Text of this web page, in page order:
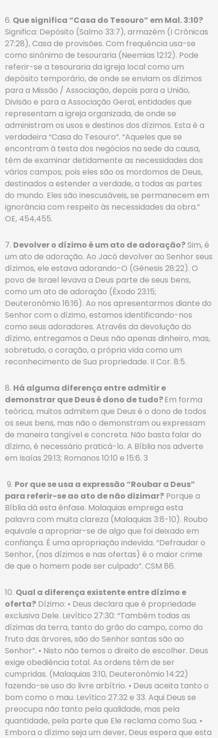
6. Que significa “Casa do Tesouro” em Mal. 3:10?
Significa: Depósito (Salmo 33:7), armazém (I Crônicas
27:28), Casa de provisões. Com frequência usa-se
como sinônimo de tesouraria (Neemias 12:12). Pode
referir-se a tesouraria da igreja local como um
depósito temporário, de onde se enviam os dízimos
para a Missão / Associação, depois para a União,
Divisão e para a Associação Geral, entidades que
representam a igreja organizada, de onde se
administram os usos e destinos dos dízimos. Esta é a
verdadeira “Casa do Tesouro”. “Aqueles que se
encontram à testa dos negócios na sede da causa,
têm de examinar detidamente as necessidades dos
vários campos; pois eles são os mordomos de Deus,
destinados a estender a verdade, a todas as partes
do mundo. Eles são inescusáveis, se permanecem em
ignorância com respeito às necessidades da obra.”
OE, 454,455.
7. Devolver o dízimo é um ato de adoração?Sim, é
um ato de adoração. Ao Jacó devolver ao Senhor seus
dízimos, ele estava adorando-O (Gênesis 28:22). O
povo de Israel levava a Deus parte de seus bens,
como um ato de adoração (Êxodo 23:15;
Deuteronômio 16:16). Ao nos apresentarmos diante do
Senhor com o dízimo, estamos identificando-nos
como seus adoradores. Através da devolução do
dízimo, entregamos a Deus não apenas dinheiro, mas,
sobretudo, o coração, a própria vida como um
reconhecimento de Sua propriedade. II Cor. 8:5.
8. Há alguma diferença entre admitir e
demonstrar que Deus é dono de tudo?Em forma
teórica, muitos admitem que Deus é o dono de todos
os seus bens, mas não o demonstram ou expressam
de maneira tangível e concreta. Não basta falar do
dízimo, é necessário praticá-lo. A Bíblia nos adverte
em Isaías 29:13; Romanos 10:10 e 15:6. 3
9. Por que se usa a expressão “Roubar a Deus”
para referir-se ao ato de não dizimar? Porque a
Bíblia dá esta ênfase. Malaquias emprega esta
palavra com muita clareza (Malaquias 3:8-10). Roubo
equivale a apropriar-se de algo que foi deixado em
confiança. É uma apropriação indevida. “Defraudar o
Senhor, (nos dízimos e nas ofertas) é o maior crime
de que o homem pode ser culpado”. CSM 86.
10. Qual a diferença existente entre dízimo e
oferta? Dízimo: • Deus declara que é propriedade
exclusiva Dele. Levítico 27:30: “Também todas as
dízimas da terra, tanto do grão do campo, como do
fruto das árvores, são do Senhor santas são ao
Senhor”. • Nisto não temos o direito de escolher. Deus
exige obediência total. As ordens têm de ser
cumpridas. (Malaquias 3:10, Deuteronômio 14:22)
fazendo-se uso do livre arbítrio. • Deus aceita tanto o
bom como o mau. Levítico 27:32 e 33. Aqui Deus se
preocupa não tanto pela qualidade, mas pela
quantidade, pela parte que Ele reclama como Sua. •
Embora o dízimo seja um dever, Deus espera que esta